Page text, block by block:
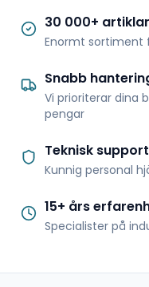
30 000+ artiklar
Enormt sortiment
Snabb
Vi prioriterar dina
pengar
Teknisk support
Kunnig personal
15+ års
Specialister på